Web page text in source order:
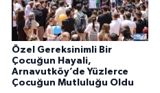
Özel Gereksinimli Bir
Çocuğun Hayali,
Arnavutköy’de Yüzlerce
Çocuğun Mutluluğu Oldu